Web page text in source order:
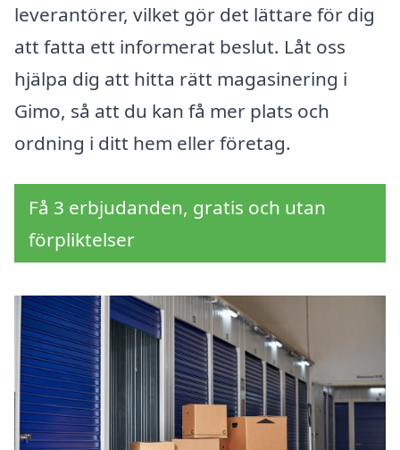
leverantörer, vilket gör det lättare för dig
att fatta ett informerat beslut. Låt oss
hjälpa dig att hitta rätt magasinering i
Gimo, så att du kan få mer plats och
ordning i ditt hem eller företag.
Få 3 erbjudanden, gratis och utan
förpliktelser